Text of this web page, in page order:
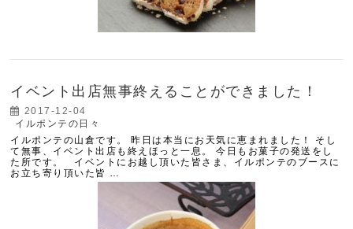
イベント出店無事終えることができました！
2017-12-04
イルポンテの日々
イルポンテの山倉です。 昨日は本当にお天気に恵まれました！ そし
て無事、イベント出店も終えほっと一息。 今日もお菓子の発送をし
た所です。 イベントにお越し頂いた皆さま、イルポンテのブースに
お立ち寄り頂いた皆 …